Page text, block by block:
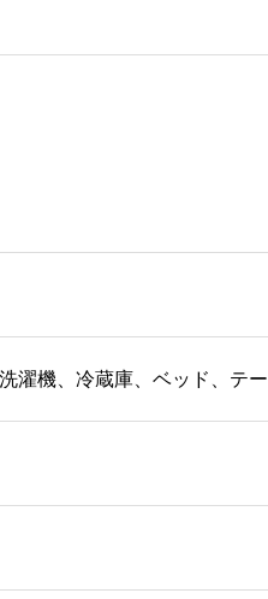
濯機、冷蔵庫、ベッド、テー